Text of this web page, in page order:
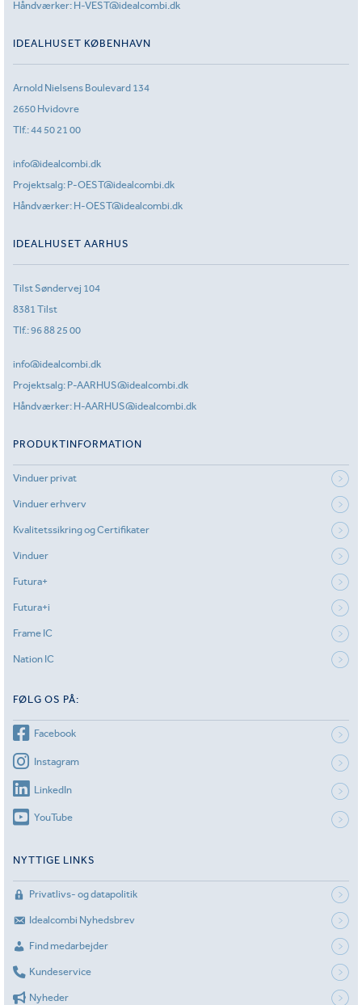
Håndværker: H-VEST@idealcombi.dk
IDEALHUSET KØBENHAVN
Arnold Nielsens Boulevard 134
2650 Hvidovre
Tlf.:44 50 21 00
info@idealcombi.dk
Projektsalg: P-OEST@idealcombi.dk
Håndværker: H-OEST@idealcombi.dk
IDEALHUSET AARHUS
Tilst Søndervej 104
8381 Tilst
Tlf.:96 88 25 00
info@idealcombi.dk
Projektsalg: P-AARHUS@idealcombi.dk
Håndværker: H-AARHUS@idealcombi.dk
PRODUKTINFORMATION
Vinduer privat
Vinduer erhverv
Kvalitetssikring og Certifikater
Vinduer
Futura+
Futura+i
Frame IC
Nation IC
FØLG OS PÅ:
Facebook
Instagram
LinkedIn
YouTube
NYTTIGE LINKS
Privatlivs- og datapolitik
Idealcombi Nyhedsbrev
Find medarbejder
Kundeservice
Nyheder